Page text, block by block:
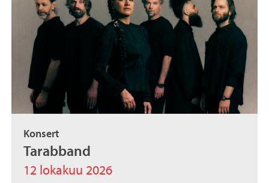
Konsert
Tarabband
12 lokakuu 2026